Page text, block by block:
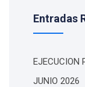
Entradas
EJECUCION
JUNIO 2026